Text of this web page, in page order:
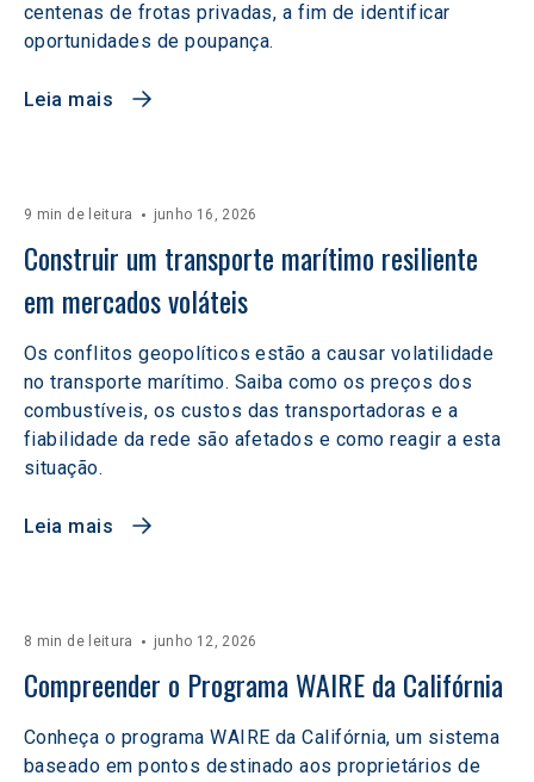
centenas de frotas privadas, a fim de identificar
oportunidades de poupança.
Leia mais
9 min de leitura junho 16, 2026
Construir um transporte marítimo resiliente
em mercados voláteis
Os conflitos geopolíticos estão a causar volatilidade
no transporte marítimo. Saiba como os preços dos
combustíveis, os custos das transportadoras e a
fiabilidade da rede são afetados e como reagir a esta
situação.
Leia mais
8 min de leitura junho 12, 2026
Compreender o Programa WAIRE da Califórnia
Conheça o programa WAIRE da Califórnia, um sistema
baseado em pontos destinado aos proprietários de